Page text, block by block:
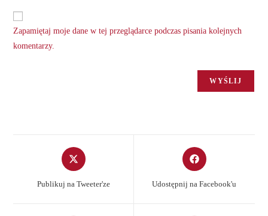
Zapamiętaj moje dane w tej przeglądarce podczas pisania kolejnych
komentarzy.
Opens
in
new
Publikuj na Tweeter'ze
Opens
in
new
Udostępnij na Facebook'u